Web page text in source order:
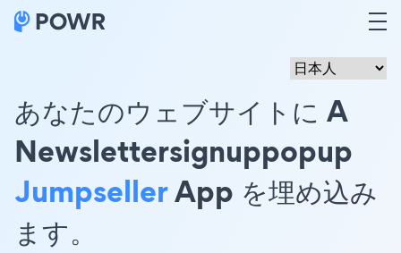
あなたのウェブサイトに A
Newslettersignuppopup
JumpsellerApp を埋め込み
ます。